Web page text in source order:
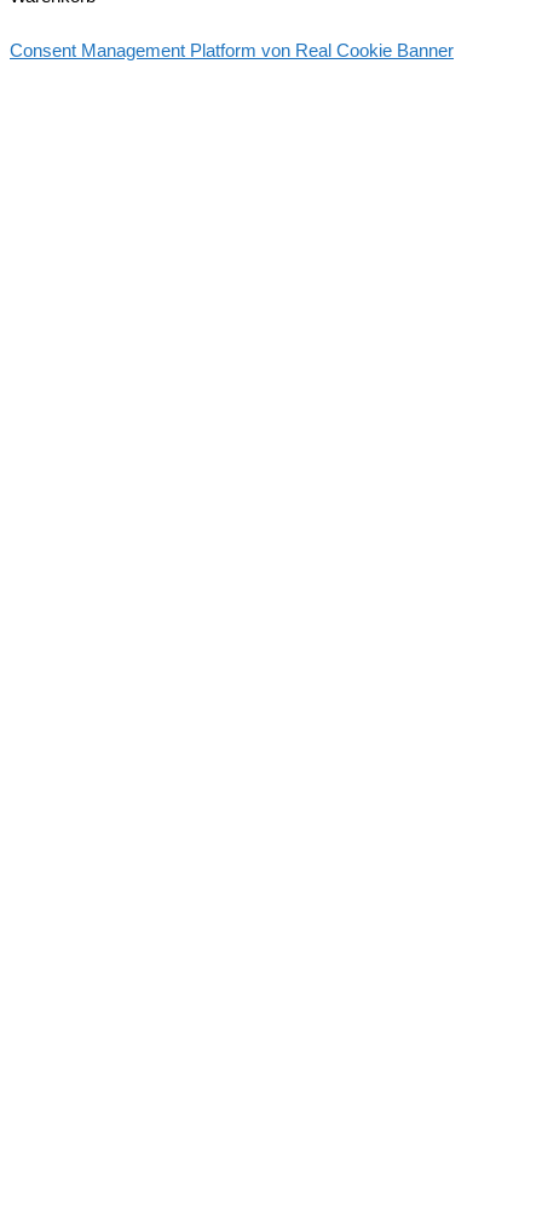
Consent Management Platform von Real Cookie Banner